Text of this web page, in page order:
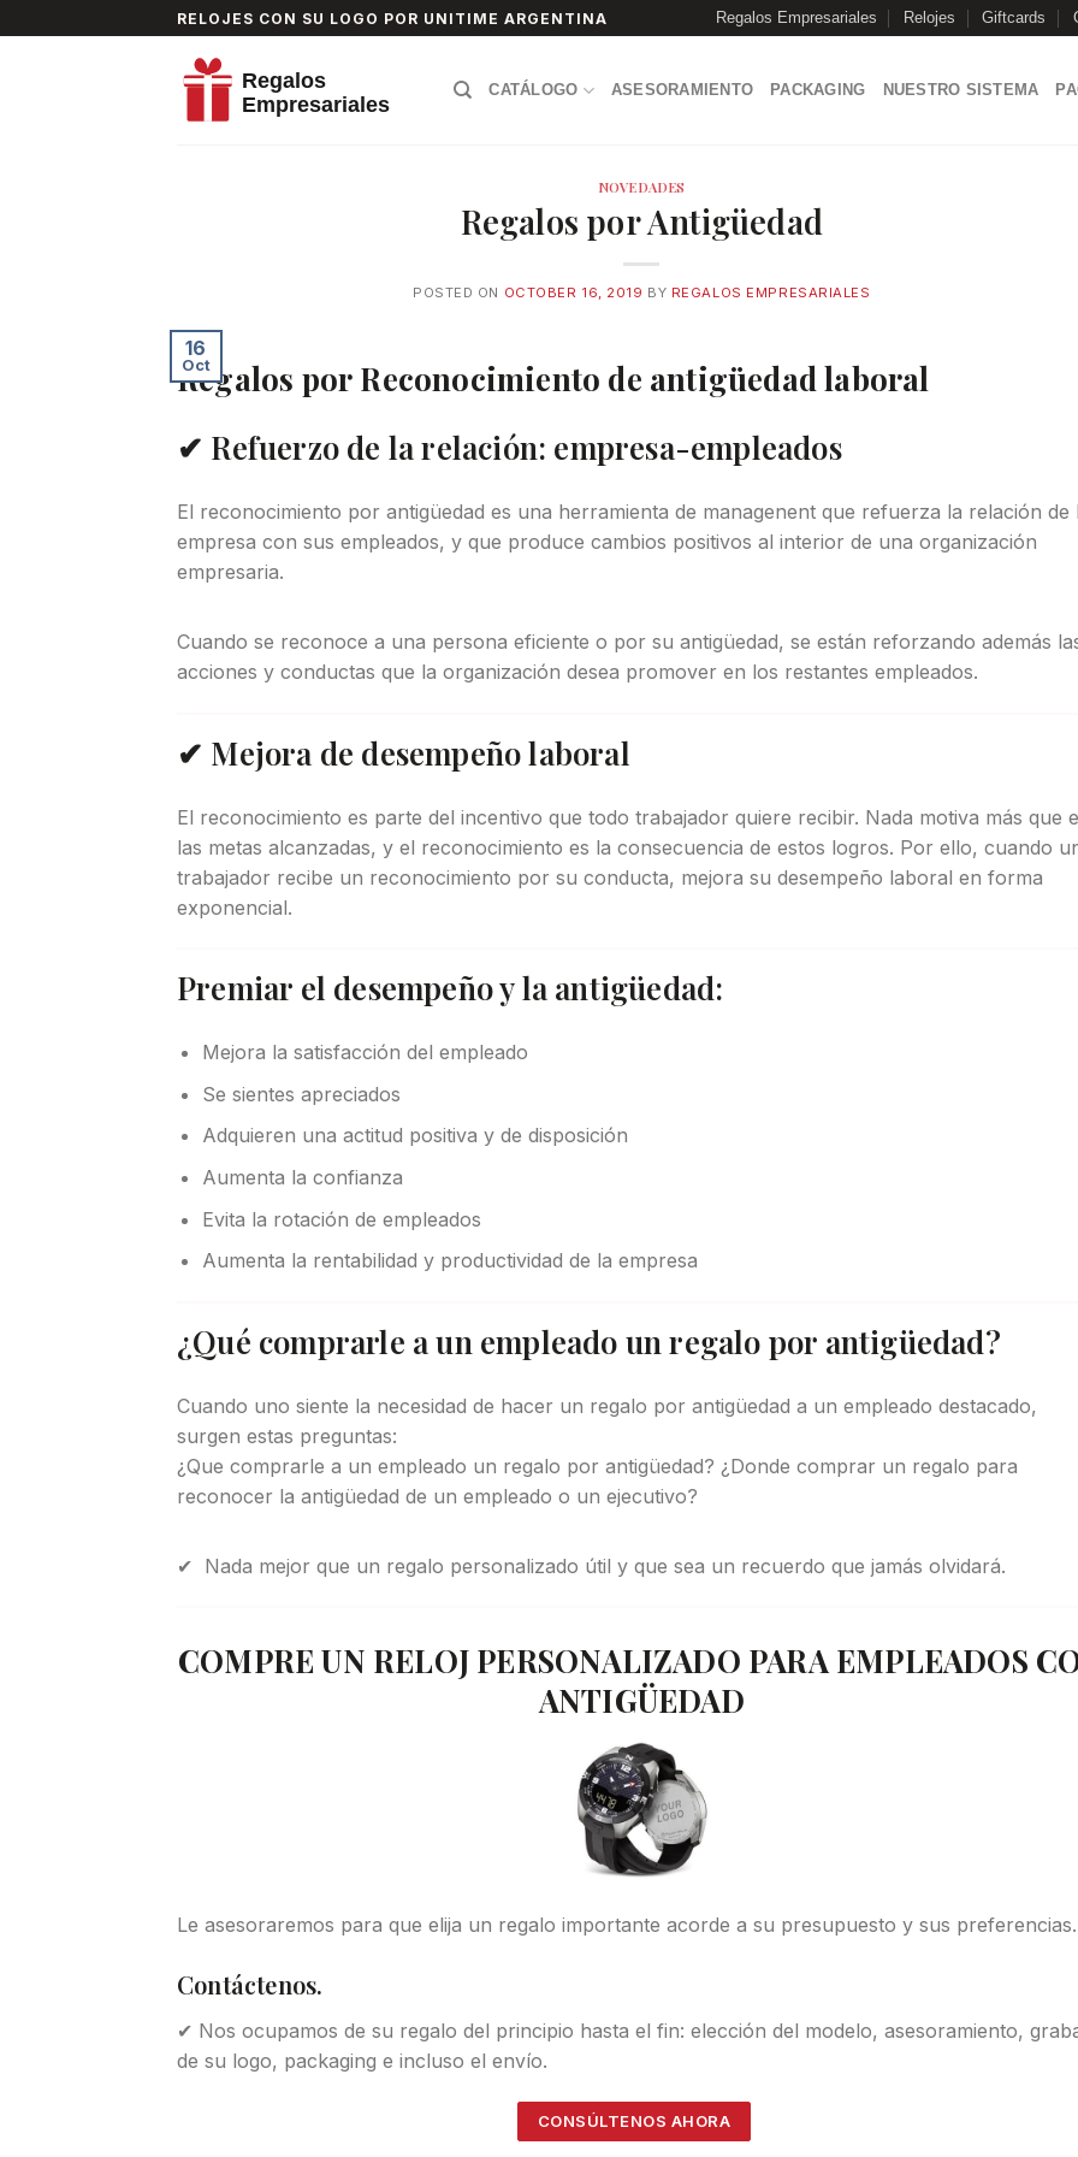
to
RELOJES CON SU LOGO POR UNITIME ARGENTINA Regalos Empresariales Relojes Giftcards
CATÁLOGO ASESORAMIENTO PACKAGING NUESTRO SISTEMA
NOVEDADES
Regalos por Antigüedad
POSTED ON OCTOBER 16, 2019 BY REGALOS EMPRESARIALES
16
Oct
Regalos por Reconocimiento de antigüedad laboral
✔ Refuerzo de la relación: empresa-empleados
El reconocimiento por antigüedad es una herramienta de managenent que refuerza la relación de
empresa con sus empleados, y que produce cambios positivos al interior de una organización
empresaria.
Cuando se reconoce a una persona eficiente o por su antigüedad, se están reforzando además
acciones y conductas que la organización desea promover en los restantes empleados.
✔ Mejora de desempeño laboral
El reconocimiento es parte del incentivo que todo trabajador quiere recibir. Nada motiva más que
las metas alcanzadas, y el reconocimiento es la consecuencia de estos logros. Por ello, cuando
trabajador recibe un reconocimiento por su conducta, mejora su desempeño laboral en forma
exponencial.
Premiar el desempeño y la antigüedad:
Mejora la satisfacción del empleado
Se sientes apreciados
Adquieren una actitud positiva y de disposición
Aumenta la confianza
Evita la rotación de empleados
Aumenta la rentabilidad y productividad de la empresa
¿Qué comprarle a un empleado un regalo por antigüedad?
Cuando uno siente la necesidad de hacer un regalo por antigüedad a un empleado destacado,
surgen estas preguntas:
¿Que comprarle a un empleado un regalo por antigüedad? ¿Donde comprar un regalo para
reconocer la antigüedad de un empleado o un ejecutivo?
✔ Nada mejor que un regalo personalizado útil y que sea un recuerdo que jamás olvidará.
COMPRE UN RELOJ PERSONALIZADO PARA EMPLEADOS
ANTIGÜEDAD
Le asesoraremos para que elija un regalo importante acorde a su presupuesto y sus preferencias.
Contáctenos.
✔ Nos ocupamos de su regalo del principio hasta el fin: elección del modelo, asesoramiento,
de su logo, packaging e incluso el envío.
CONSÚLTENOS AHORA